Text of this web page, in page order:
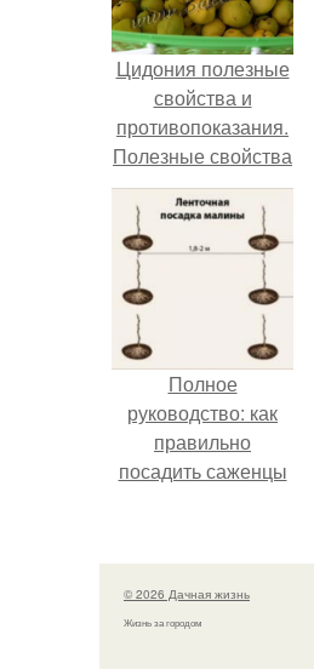
Цидония полезные
свойства и
противопоказания.
Полезные свойства
и применение
айвы, рецепты
айвы японской
Полное
руководство: как
правильно
посадить саженцы
© 2026 Дачная жизнь
Жизнь за городом